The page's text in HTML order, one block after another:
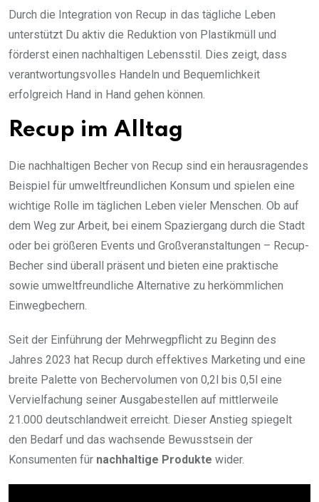
Durch die Integration von Recup in das tägliche Leben
unterstützt Du aktiv die Reduktion von Plastikmüll und
förderst einen nachhaltigen Lebensstil. Dies zeigt, dass
verantwortungsvolles Handeln und Bequemlichkeit
erfolgreich Hand in Hand gehen können.
Recup im Alltag
Die nachhaltigen Becher von Recup sind ein herausragendes
Beispiel für umweltfreundlichen Konsum und spielen eine
wichtige Rolle im täglichen Leben vieler Menschen. Ob auf
dem Weg zur Arbeit, bei einem Spaziergang durch die Stadt
oder bei größeren Events und Großveranstaltungen – Recup-
Becher sind überall präsent und bieten eine praktische
sowie umweltfreundliche Alternative zu herkömmlichen
Einwegbechern.
Seit der Einführung der Mehrwegpflicht zu Beginn des
Jahres 2023 hat Recup durch effektives Marketing und eine
breite Palette von Bechervolumen von 0,2l bis 0,5l eine
Vervielfachung seiner Ausgabestellen auf mittlerweile
21.000 deutschlandweit erreicht. Dieser Anstieg spiegelt
den Bedarf und das wachsende Bewusstsein der
Konsumenten für nachhaltige Produkte wider.